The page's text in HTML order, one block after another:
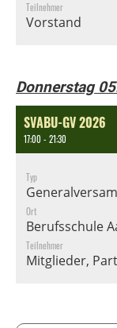
Teilnehmer
Vorstand
Donnerstag
SVABU-GV 2026
17:00 - 21:30
Typ
Ort
Berufsschule
Teilnehmer
Mitglieder,